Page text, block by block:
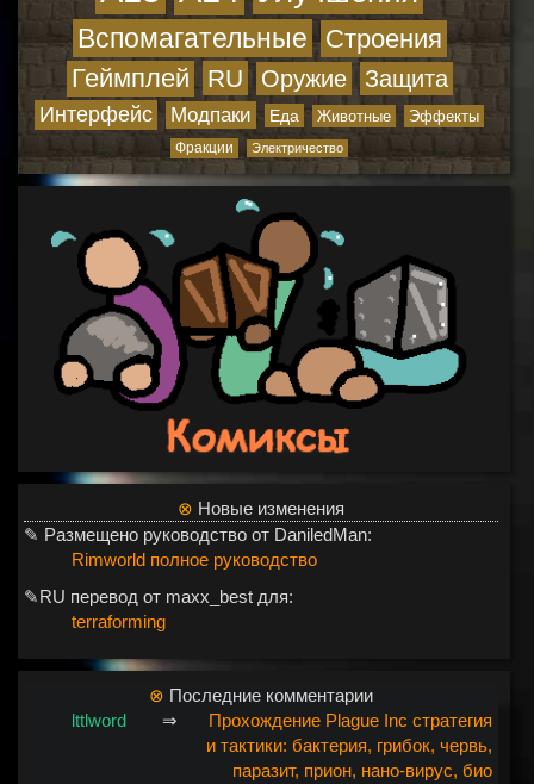
Вспомагательные
Строения
Геймплей
RU Оружие Защита
Интерфейс Модпаки Еда Животные Эффекты
Фракции Электричество
⊗ Новые изменения
✎ Размещено руководство от DaniledMan:
Rimworld полное руководство
✎RU перевод от maxx_best для:
terraforming
⊗ Последние комментарии
lttlword
⇒
Прохождение Plague Inc стратегия
и тактики: бактерия, грибок, червь,
паразит, прион, нано-вирус, био